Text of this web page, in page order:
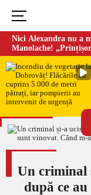
Nici Alexandra nu a
Manolache!
doi ani de căsnicie
Un criminal
după ce